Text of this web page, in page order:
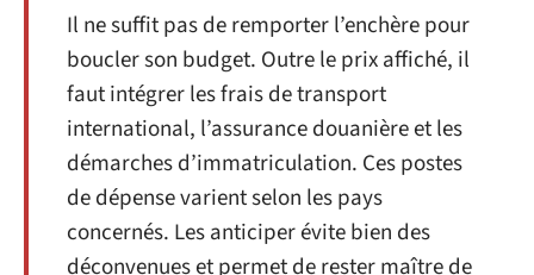
Il ne suffit pas de remporter l’enchère pour
boucler son budget. Outre le prix affiché, il
faut intégrer les frais de transport
international, l’assurance douanière et les
démarches d’immatriculation. Ces postes
de dépense varient selon les pays
concernés. Les anticiper évite bien des
déconvenues et permet de rester maître de